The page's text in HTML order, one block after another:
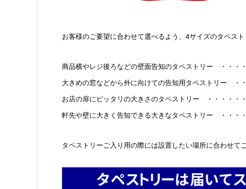
お客様のご要望に合わせて選べるよう、4サイズのタペスト
商品横やレジ後ろなどの壁面告知のタペストリー ・・・
大きめの窓などから外に向けての告知用タペストリー ・
お店の扉にピッタリの大きさのタペストリー ・・・・・
軒先や壁に大きく告知できる大きなタペストリー ・・・
タペストリーご入り用の際には設置したい場所に合わせて